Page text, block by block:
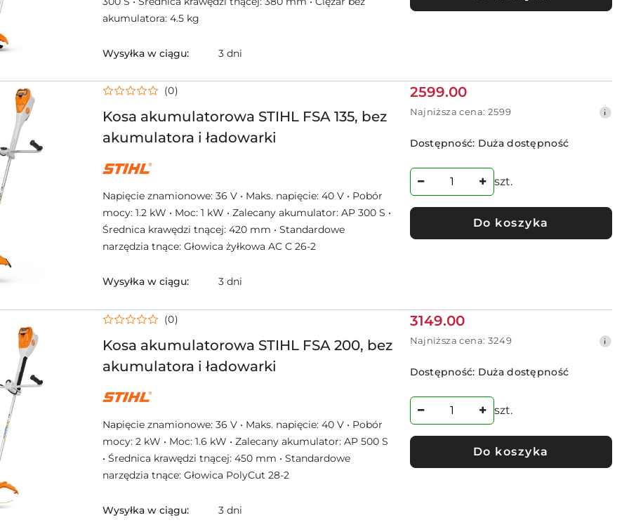
akumulatora: 4.5 kg
Wysyłka w ciągu: 3 dni
Kosa akumulatorowa STIHL FSA 135, bez
akumulatora i ładowarki
(0)
NAZWA
PRODUCENTA:
Napięcie znamionowe: 36 V • Maks. napięcie: 40 V • Pobór
mocy: 1.2 kW • Moc: 1 kW • Zalecany akumulator: AP 300 S •
Średnica krawędzi tnącej: 420 mm • Standardowe
narzędzia tnące: Głowica żyłkowa AC C 26-2
Wysyłka w ciągu: 3 dni
Cena
promocyjna:
2599.00
Najniższa
30
przed
Najniższa cena: 2599
Dostępność: Duża dostępność
szt.
Do koszyka
Kosa akumulatorowa STIHL FSA 200, bez
akumulatora i ładowarki
(0)
NAZWA
PRODUCENTA:
Napięcie znamionowe: 36 V • Maks. napięcie: 40 V • Pobór
mocy: 2 kW • Moc: 1.6 kW • Zalecany akumulator: AP 500 S
• Średnica krawędzi tnącej: 450 mm • Standardowe
narzędzia tnące: Głowica PolyCut 28-2
Wysyłka w ciągu: 3 dni
Cena
promocyjna:
3149.00
Najniższa
30
przed
Najniższa cena: 3249
Dostępność: Duża dostępność
szt.
Do koszyka